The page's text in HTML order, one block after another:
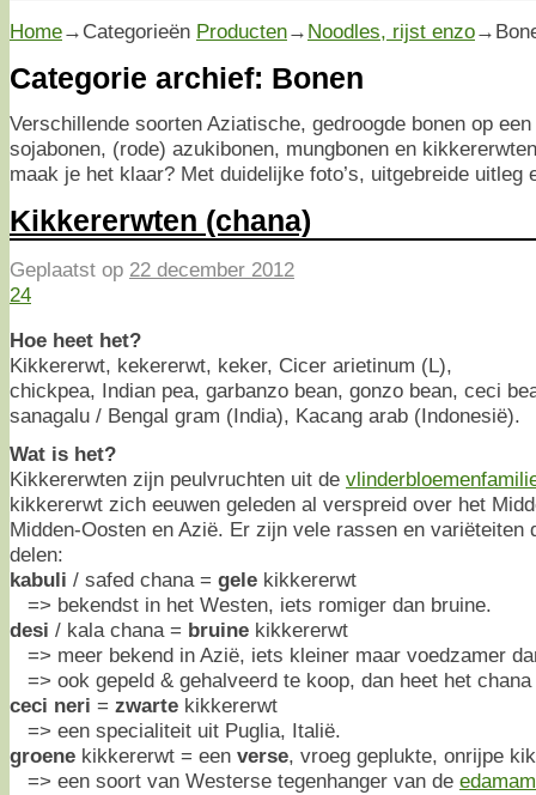
Home→Categorieën Producten→ Noodles, rijst enzo→
Categorie archief: Bonen
Verschillende soorten Aziatische, gedroogde bonen op
sojabonen, (rode) azukibonen, mungbonen en
maak je het klaar? Met duidelijke foto’s, uitgebreide uitleg
Kikkererwten (chana)
Geplaatst op 22 december 2012
24
Hoe heet het?
Kikkererwt, kekererwt, keker, Cicer arietinum (L),
chickpea, Indian pea, garbanzo bean, gonzo bean, ceci
sanagalu / Bengal gram (India), Kacang arab (Indonesië).
Wat is het?
Kikkererwten zijn peulvruchten uit de
kikkererwt zich eeuwen geleden al verspreid over het
Midden-Oosten en Azië. Er zijn vele rassen en variëteiten
delen:
kabuli / safed chana = gele kikkererwt
=> bekendst in het Westen, iets romiger dan bruine.
desi / kala chana = bruine kikkererwt
=> meer bekend in Azië, iets kleiner maar voedzamer
=> ook gepeld & gehalveerd te koop, dan heet het
ceci neri = zwarte kikkererwt
=> een specialiteit uit Puglia, Italië.
groene kikkererwt = een verse, vroeg geplukte, onrijpe
=> een soort van Westerse tegenhanger van de